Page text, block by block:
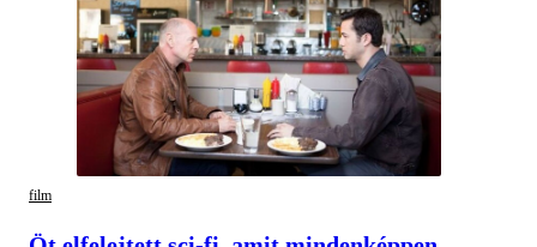
film